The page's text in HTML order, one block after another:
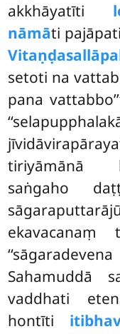
akkhāyatīti
nāmāti
setoti na
pana
tiriyāmānā
saṅgaho
ekavacanaṃ
Sahamuddā
vaddhati
hontīti